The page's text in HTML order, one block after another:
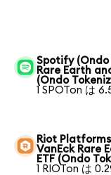
Spotify (Ondo
Rare Earth
(Ondo
1 SPOTon は
Riot
VanEck Rare
ETF (Ondo
1 RIOTon は